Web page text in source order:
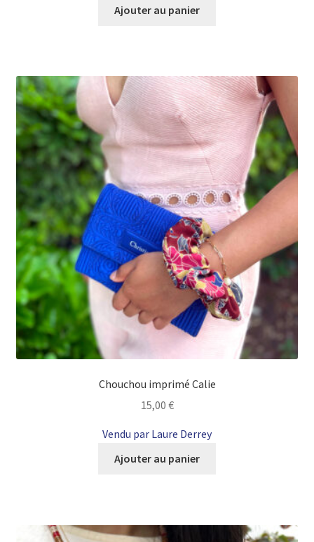
Ajouter au panier
Chouchou imprimé Calie
15,00 €
Vendu par Laure Derrey
Ajouter au panier